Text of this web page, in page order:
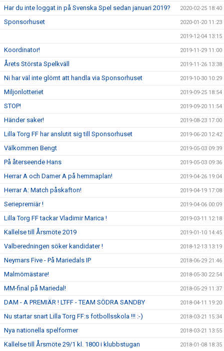
Har du inte loggat in på Svenska Spel sedan januari 2019? 2020-02-25 18:40
Sponsorhuset 2020-01-20 11:23
2019-12-04 13:15
Koordinator! 2019-11-29 11:00
Årets Största Spelkväll 2019-11-26 13:38
Ni har väl inte glömt att handla via Sponsorhuset 2019-10-30 10:29
Miljonlotteriet 2019-09-25 18:54
STOP! 2019-09-20 11:54
Händer saker! 2019-08-23 17:00
Lilla Torg FF har anslutit sig till Sponsorhuset 2019-06-20 12:42
Välkommen Bengt 2019-05-03 09:39
På återseende Hans 2019-05-03 09:36
Herrar A och Damer A på hemmaplan! 2019-04-26 19:04
Herrar A: Match påskafton! 2019-04-19 17:08
Seriepremiär ! 2019-04-06 00:09
Lilla Torg FF tackar Vladimir Marica ! 2019-03-11 12:18
Kallelse till Årsmöte 2019 2019-01-10 14:45
Valberedningen söker kandidater ! 2018-12-13 13:19
Neymars Five - På Mariedals IP 2018-06-29 21:46
Malmömästare! 2018-05-30 22:54
MM-final på Mariedal! 2018-05-29 11:37
DAM - A PREMIÄR ! LTFF - TEAM SÖDRA SANDBY 2018-04-11 19:20
Nu startar snart Lilla Torg FF:s fotbollsskola !!! :-) 2018-03-21 15:34
Nya nationella spelformer 2018-03-21 13:55
Kallelse till Årsmöte 29/1 kl. 1800 i klubbstugan 2018-01-08 18:35